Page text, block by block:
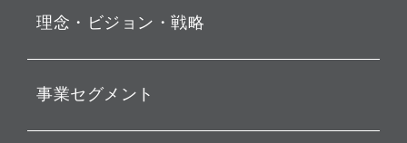
お知らせ
動画配信
理念・ビジョン・戦略
経営理念
ビジョン
事業セグメント